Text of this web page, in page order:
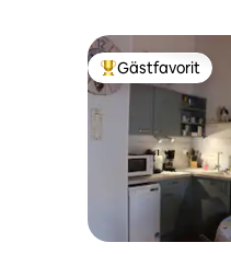
Populär gästfavorit
Gästfavorit